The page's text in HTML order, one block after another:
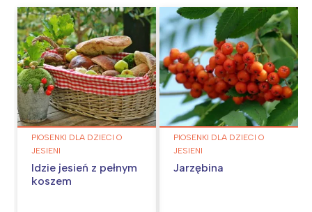
PIOSENKI DLA DZIECI O
JESIENI
Idzie jesień z pełnym
koszem
PIOSENKI DLA DZIECI O
JESIENI
Jarzębina